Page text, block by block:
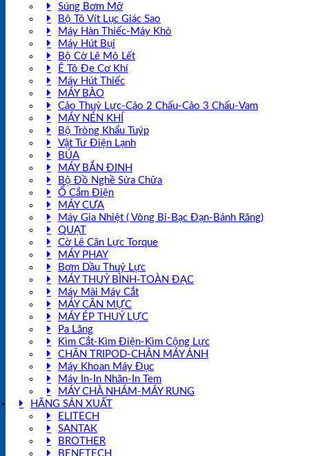
Súng Bơm Mỡ
Bộ Tô Vít Lục Giác Sao
Máy Hàn Thiếc-Máy Khò
Máy Hút Bụi
Bộ Cờ Lê Mỏ Lết
Ê Tô Đe Cơ Khí
Máy Hút Thiếc
MÁY BÀO
Cảo Thuỷ Lực-Cảo 2 Chấu-Cảo 3 Chấu-Vam
MÁY NÉN KHÍ
Bộ Tròng Khẩu Tuýp
Vật Tư Điện Lạnh
BÚA
MÁY BẮN ĐINH
Bộ Đồ Nghề Sửa Chữa
Ổ Cắm Điện
MÁY CƯA
Máy Gia Nhiệt ( Vòng Bi-Bạc Đạn-Bánh Răng)
QUẠT
Cờ Lê Cân Lực Torque
MÁY PHAY
Bơm Dầu Thuỷ Lực
MÁY THUỶ BÌNH-TOÀN ĐẠC
Máy Mài Máy Cắt
MÁY CÂN MỰC
MÁY ÉP THUỶ LỰC
Pa Lăng
Kìm Cắt-Kìm Điện-Kìm Cộng Lực
CHÂN TRIPOD-CHÂN MÁY ẢNH
Máy Khoan Máy Đục
Máy In-In Nhãn-In Tem
MÁY CHÀ NHÁM-MÁY RUNG
HÃNG SẢN XUẤT
ELITECH
SANTAK
BROTHER
BENETECH